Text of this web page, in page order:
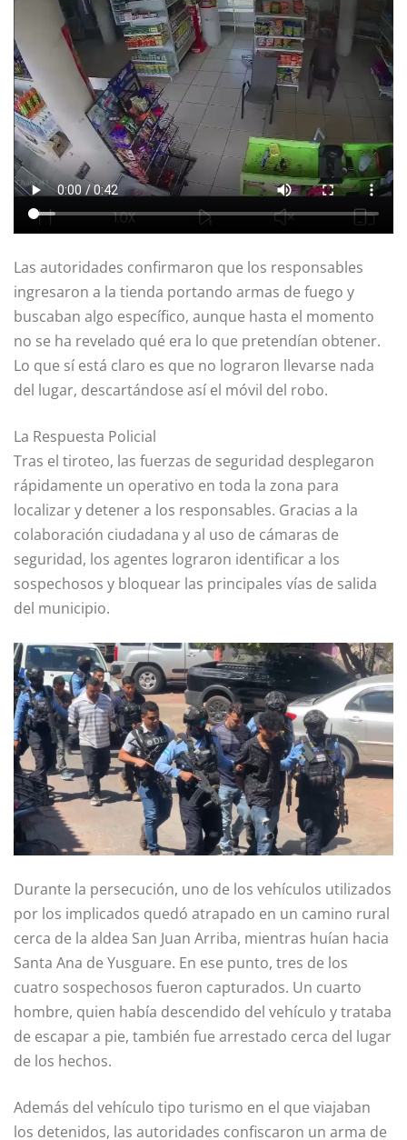
Las autoridades confirmaron que los responsables
ingresaron a la tienda portando armas de fuego y
buscaban algo específico, aunque hasta el momento
no se ha revelado qué era lo que pretendían obtener.
Lo que sí está claro es que no lograron llevarse nada
del lugar, descartándose así el móvil del robo.
La Respuesta Policial
Tras el tiroteo, las fuerzas de seguridad desplegaron
rápidamente un operativo en toda la zona para
localizar y detener a los responsables. Gracias a la
colaboración ciudadana y al uso de cámaras de
seguridad, los agentes lograron identificar a los
sospechosos y bloquear las principales vías de salida
del municipio.
Durante la persecución, uno de los vehículos utilizados
por los implicados quedó atrapado en un camino rural
cerca de la aldea San Juan Arriba, mientras huían hacia
Santa Ana de Yusguare. En ese punto, tres de los
cuatro sospechosos fueron capturados. Un cuarto
hombre, quien había descendido del vehículo y trataba
de escapar a pie, también fue arrestado cerca del lugar
de los hechos.
Además del vehículo tipo turismo en el que viajaban
los detenidos, las autoridades confiscaron un arma de